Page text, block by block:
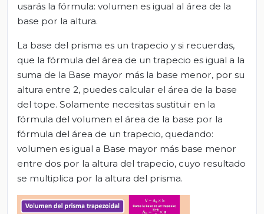
usarás la fórmula: volumen es igual al área de la
base por la altura.
La base del prisma es un trapecio y si recuerdas,
que la fórmula del área de un trapecio es igual a la
suma de la Base mayor más la base menor, por su
altura entre 2, puedes calcular el área de la base
del tope. Solamente necesitas sustituir en la
fórmula del volumen el área de la base por la
fórmula del área de un trapecio, quedando:
volumen es igual a Base mayor más base menor
entre dos por la altura del trapecio, cuyo resultado
se multiplica por la altura del prisma.